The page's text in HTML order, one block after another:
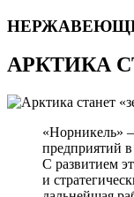
АРКТИКА
«Норникель»
предприятий
С развитием
и